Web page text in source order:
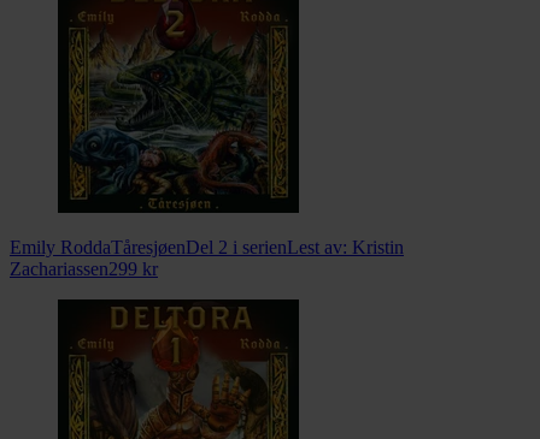
Emily RoddaTåresjøenDel 2 i serienLest av: Kristin
Zachariassen299 kr